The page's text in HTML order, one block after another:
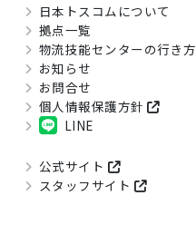
日本トスコムについて
拠点一覧
物流技能センターの行き方
お知らせ
お問合せ
個人情報保護方針
LINE
公式サイト
スタッフサイト